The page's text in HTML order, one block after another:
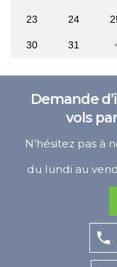
23 24
30 31
Demande
vols
N’hésitez pas à
du lundi au